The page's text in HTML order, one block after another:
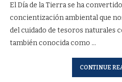
El Día de la Tierra se ha
concientización ambiental que
del cuidado de tesoros naturales
también conocida como …
CONTINUE